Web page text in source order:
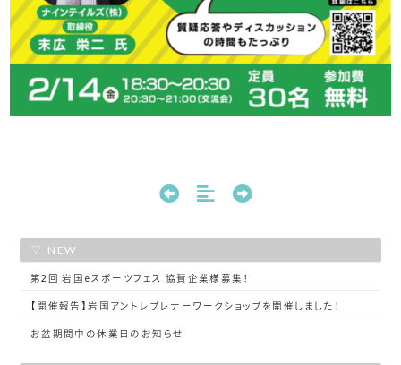
NEW
第2回 岩国eスポーツフェス 協賛企業様募集！
【開催報告】岩国アントレプレナーワークショップを開催しました！
お盆期間中の休業日のお知らせ